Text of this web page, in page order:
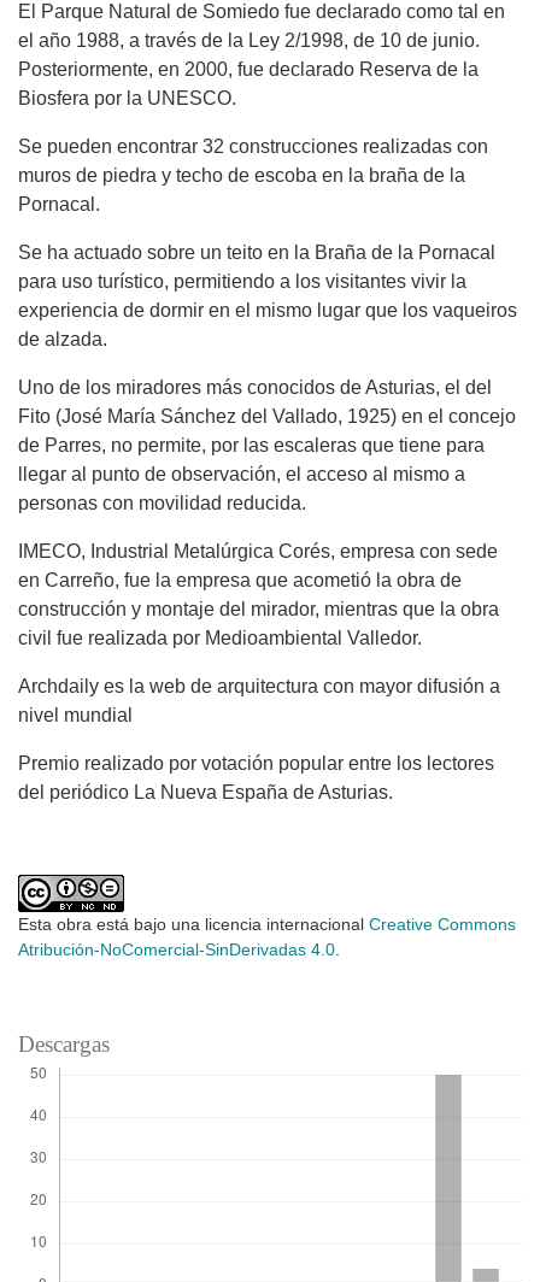
El Parque Natural de Somiedo fue declarado como tal en
el año 1988, a través de la Ley 2/1998, de 10 de junio.
Posteriormente, en 2000, fue declarado Reserva de la
Biosfera por la UNESCO.
Se pueden encontrar 32 construcciones realizadas con
muros de piedra y techo de escoba en la braña de la
Pornacal.
Se ha actuado sobre un teito en la Braña de la Pornacal
para uso turístico, permitiendo a los visitantes vivir la
experiencia de dormir en el mismo lugar que los vaqueiros
de alzada.
Uno de los miradores más conocidos de Asturias, el del
Fito (José María Sánchez del Vallado, 1925) en el concejo
de Parres, no permite, por las escaleras que tiene para
llegar al punto de observación, el acceso al mismo a
personas con movilidad reducida.
IMECO, Industrial Metalúrgica Corés, empresa con sede
en Carreño, fue la empresa que acometió la obra de
construcción y montaje del mirador, mientras que la obra
civil fue realizada por Medioambiental Valledor.
Archdaily es la web de arquitectura con mayor difusión a
nivel mundial
Premio realizado por votación popular entre los lectores
del periódico La Nueva España de Asturias.
Esta obra está bajo una licencia internacional Creative Commons
Atribución-NoComercial-SinDerivadas 4.0.
Descargas